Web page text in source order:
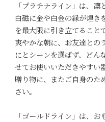
「プラチナライン」は、凛
白磁に金や白金の縁が煌き
を最大限に引き立てること
爽やかな朝に、お友達との
にとシーンを選ばず、どん
せてお使いいただきやすい
贈り物に、またご自身のた
さい。
「ゴールドライン」は、